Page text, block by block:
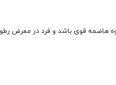
هاضمه قوی باشد و فرد در معرض